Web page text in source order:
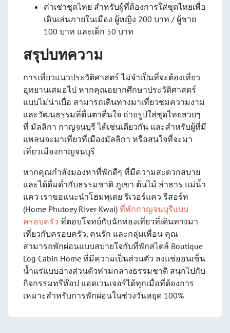
ค่าเช่าชุดไทย สำหรับผู้ที่ต้องการใส่ชุดไทยเพื่อ
เดินเล่นภายในเมือง ผู้หญิง 200 บาท / ผู้ชาย
100 บาท และเด็ก 50 บาท
สรุปบทความ
การเที่ยวแนวประวัติศาสตร์ ไม่จำเป็นที่จะต้องเที่ยว
อุทยานเสมอไป หากคุณอยากศึกษาประวัติศาสตร์
แบบไม่น่าเบื่อ สามารถเดินทางมาเที่ยวชมความงาม
และวัฒนธรรมที่ตื่นตาตื่นใจ ถ่ายรูปใส่ชุดไทยสวยๆ
ที่ มัลลิกา กาญจนบุรี ได้เช่นเดียวกัน และสำหรับผู้ที่มี
แพลนจะมาเที่ยวที่เมืองมัลลิกา หรือสนใจที่จะมา
เที่ยวเมืองกาญจนบุรี
หากคุณกำลังมองหาที่พักดีๆ ที่มีความสะดวกสบาย
และได้ดื่มด่ำกับธรรมชาติ ภูเขา ต้นไม้ ลำธาร แม่น้ำ
แคว เราขอแนะนำโฮมพุเตย ริเวอร์แคว รีสอร์ท
(Home Phutoey River Kwai) ที่พักกาญจนบุรีแบบ
ครอบครัว ที่ตอบโจทย์กับนักท่องเที่ยวที่เดินทางมา
เที่ยวกับครอบครัว, คนรัก และกลุ่มเพื่อน คุณ
สามารถพักผ่อนแบบสบายใจกับที่พักสไตล์ Boutique
Log Cabin Home ที่มีความเป็นส่วนตัว ลงแช่ออนเซ็น
น้ำแร่แบบอ่างส่วนตัวท่ามกลางธรรมชาติ สนุกไปกับ
กิจกรรมทรีท๊อป แอดเวนเจอร์ได้ทุกเมื่อที่ต้องการ
เหมาะสำหรับการพักผ่อนในช่วงวันหยุด 100%